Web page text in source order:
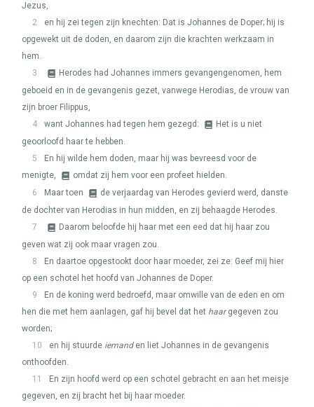
Jezus,
2
en hij zei tegen zijn knechten: Dat is Johannes de Doper; hij is
opgewekt uit de doden, en daarom zijn die krachten werkzaam in
hem.
3
Herodes had Johannes immers gevangengenomen, hem
geboeid en in de gevangenis gezet, vanwege Herodias, de vrouw van
zijn broer Filippus,
4
want Johannes had tegen hem gezegd:
Het is u niet
geoorloofd haar te hebben.
5
En hij wilde hem doden, maar hij was bevreesd voor de
menigte,
omdat zij hem voor een profeet hielden.
6
Maar toen
de verjaardag van Herodes gevierd werd, danste
de dochter van Herodias in hun midden, en zij behaagde Herodes.
7
Daarom beloofde hij haar met een eed dat hij haar zou
geven wat zij ook maar vragen zou.
8
En daartoe opgestookt door haar moeder, zei ze: Geef mij hier
op een schotel het hoofd van Johannes de Doper.
9
En de koning werd bedroefd, maar omwille van de eden en om
hen die met hem aanlagen, gaf hij bevel dat het haargegeven zou
worden;
10
en hij stuurde iemanden liet Johannes in de gevangenis
onthoofden.
11
En zijn hoofd werd op een schotel gebracht en aan het meisje
gegeven, en zij bracht het bij haar moeder.